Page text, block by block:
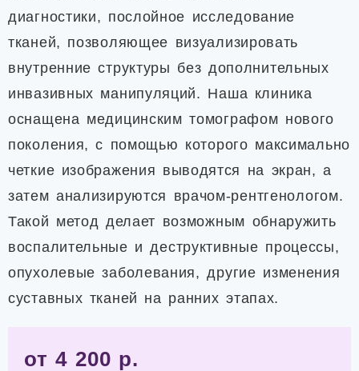
диагностики, послойное исследование
тканей, позволяющее визуализировать
внутренние структуры без дополнительных
инвазивных манипуляций. Наша клиника
оснащена медицинским томографом нового
поколения, с помощью которого максимально
четкие изображения выводятся на экран, а
затем анализируются врачом-рентгенологом.
Такой метод делает возможным обнаружить
воспалительные и деструктивные процессы,
опухолевые заболевания, другие изменения
суставных тканей на ранних этапах.
от 4 200 р.